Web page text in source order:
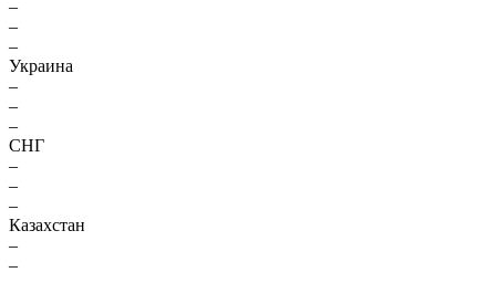
–
–
–
Украина
–
–
–
СНГ
–
–
–
Казахстан
–
–